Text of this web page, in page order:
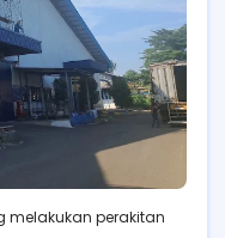
melakukan perakitan